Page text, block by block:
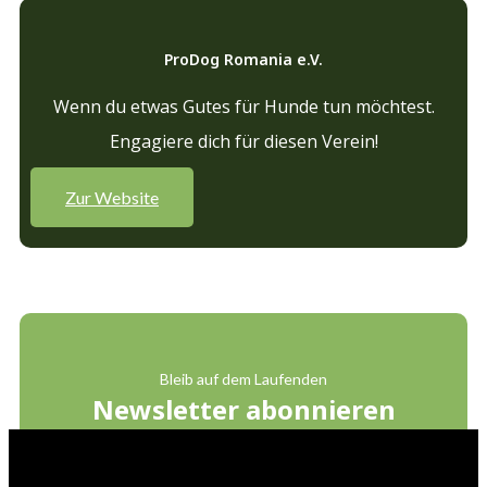
ProDog Romania e.V.
Wenn du etwas Gutes für Hunde tun möchtest.
Engagiere dich für diesen Verein!
Zur Website
Bleib auf dem Laufenden
Newsletter abonnieren